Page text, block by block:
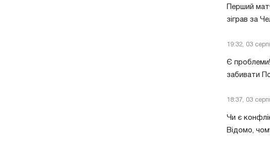
Перший
зіграв за
19:32, 03
Є
забивати
18:37, 03
Чи є
Відомо,